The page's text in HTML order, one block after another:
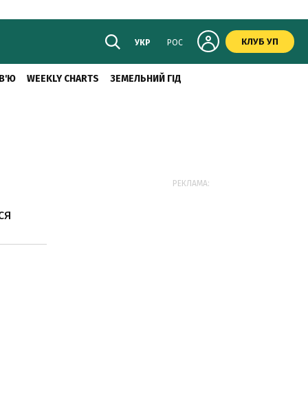
УКР РОС КЛУБ УП
WEEKLY CHARTS ЗЕМЕЛЬНИЙ ГІД
РЕКЛАМА: